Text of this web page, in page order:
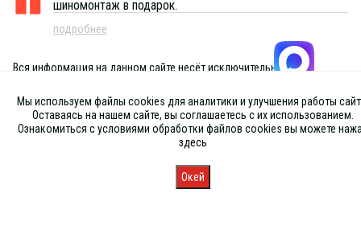
шиномонтаж в подарок.
подробнее
Вся информация на данном сайте несёт исключительно
публичной офертой, определяемой положениями Статьи 437 (2) ГК
РФ
Запись
Мы используем файлы cookies для аналитики и улучшения работы
Оставаясь на нашем сайте, вы соглашаетесь с их использованием.
Ознакомиться с условиями обработки файлов cookies вы можете
здесь
Окей